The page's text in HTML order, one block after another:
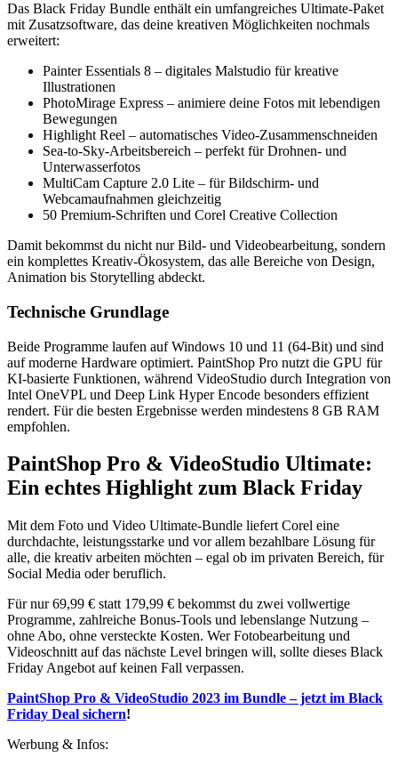
Das Black Friday Bundle enthält ein umfangreiches Ultimate-Paket
mit Zusatzsoftware, das deine kreativen Möglichkeiten nochmals
erweitert:
Painter Essentials 8 – digitales Malstudio für kreative
Illustrationen
PhotoMirage Express – animiere deine Fotos mit lebendigen
Bewegungen
Highlight Reel – automatisches Video-Zusammenschneiden
Sea-to-Sky-Arbeitsbereich – perfekt für Drohnen- und
Unterwasserfotos
MultiCam Capture 2.0 Lite – für Bildschirm- und
Webcamaufnahmen gleichzeitig
50 Premium-Schriften und Corel Creative Collection
Damit bekommst du nicht nur Bild- und Videobearbeitung, sondern
ein komplettes Kreativ-Ökosystem, das alle Bereiche von Design,
Animation bis Storytelling abdeckt.
Technische Grundlage
Beide Programme laufen auf Windows 10 und 11 (64-Bit) und sind
auf moderne Hardware optimiert. PaintShop Pro nutzt die GPU für
KI-basierte Funktionen, während VideoStudio durch Integration von
Intel OneVPL und Deep Link Hyper Encode besonders effizient
rendert. Für die besten Ergebnisse werden mindestens 8 GB RAM
empfohlen.
PaintShop Pro & VideoStudio Ultimate:
Ein echtes Highlight zum Black Friday
Mit dem Foto und Video Ultimate-Bundle liefert Corel eine
durchdachte, leistungsstarke und vor allem bezahlbare Lösung für
alle, die kreativ arbeiten möchten – egal ob im privaten Bereich, für
Social Media oder beruflich.
Für nur 69,99 € statt 179,99 € bekommst du zwei vollwertige
Programme, zahlreiche Bonus-Tools und lebenslange Nutzung –
ohne Abo, ohne versteckte Kosten. Wer Fotobearbeitung und
Videoschnitt auf das nächste Level bringen will, sollte dieses Black
Friday Angebot auf keinen Fall verpassen.
PaintShop Pro & VideoStudio 2023 im Bundle – jetzt im Black
Friday Deal sichern!
Werbung & Infos: